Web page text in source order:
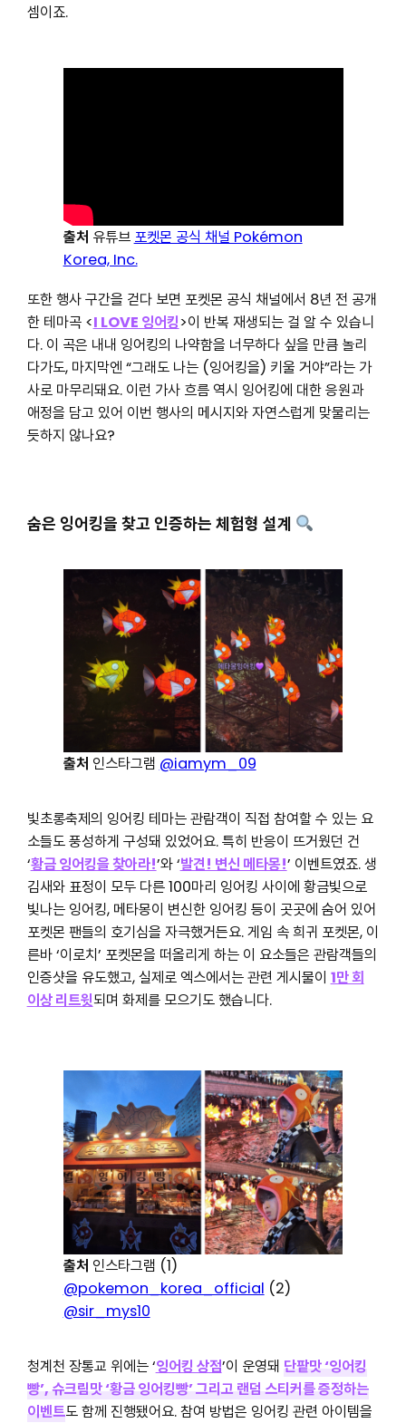
셈이죠.
출처 유튜브 포켓몬 공식 채널 Pokémon
Korea, Inc.
또한 행사 구간을 걷다 보면 포켓몬 공식 채널에서 8년 전 공개
한 테마곡 <I LOVE 잉어킹>이 반복 재생되는 걸 알 수 있습니
다. 이 곡은 내내 잉어킹의 나약함을 너무하다 싶을 만큼 놀리
다가도, 마지막엔 “그래도 나는 (잉어킹을) 키울 거야”라는 가
사로 마무리돼요. 이런 가사 흐름 역시 잉어킹에 대한 응원과
애정을 담고 있어 이번 행사의 메시지와 자연스럽게 맞물리는
듯하지 않나요?
숨은 잉어킹을 찾고 인증하는 체험형 설계
출처 인스타그램 @iamym_09
빛초롱축제의 잉어킹 테마는 관람객이 직접 참여할 수 있는 요
소들도 풍성하게 구성돼 있었어요. 특히 반응이 뜨거웠던 건
‘황금 잉어킹을 찾아라!’와 ‘발견! 변신 메타몽!’ 이벤트였죠. 생
김새와 표정이 모두 다른 100마리 잉어킹 사이에 황금빛으로
빛나는 잉어킹, 메타몽이 변신한 잉어킹 등이 곳곳에 숨어 있어
포켓몬 팬들의 호기심을 자극했거든요. 게임 속 희귀 포켓몬, 이
른바 ‘이로치’ 포켓몬을 떠올리게 하는 이 요소들은 관람객들의
인증샷을 유도했고, 실제로 엑스에서는 관련 게시물이 1만 회
이상 리트윗되며 화제를 모으기도 했습니다.
출처 인스타그램 (1)
@pokemon_korea_official (2)
@sir_mys10
청계천 장통교 위에는 ‘잉어킹 상점’이 운영돼 단팥맛 ‘잉어킹
빵’, 슈크림맛 ‘황금 잉어킹빵’ 그리고 랜덤 스티커를 증정하는
이벤트도 함께 진행됐어요. 참여 방법은 잉어킹 관련 아이템을